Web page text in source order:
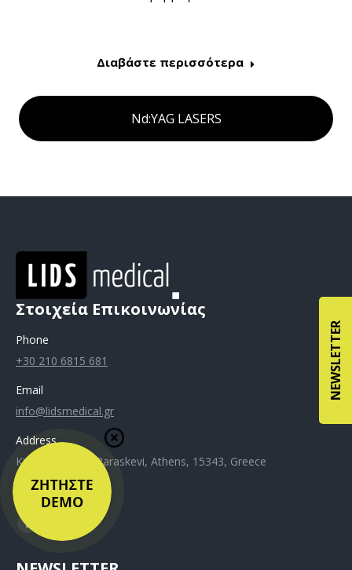
Διαβάστε περισσότερα
Nd:YAG LASERS
Στοιχεία Επικοινωνίας
Phone
+30 210 6815 681
Email
info@lidsmedical.gr
Address
Kiprou 61, Agia Paraskevi, Athens, 15343, Greece
Privacy Policy
NEWSLETTER